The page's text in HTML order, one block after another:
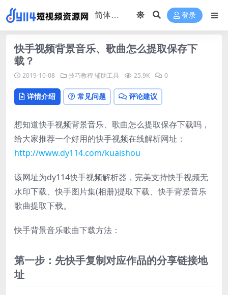
登录
快手视频背景音乐、歌曲怎么提取保存下
载？
2019-10-08 技巧教程 辅助工具 25.9K 0
详情介绍 常见问题 评论建议
想知道快手视频背景音乐、歌曲怎么提取保存下载吗，
给大家推荐一个好用的快手视频在线解析网址：
http://www.dy114.com/kuaishou
该网址为dy114快手视频解析器，完美支持快手视频无
水印下载、快手图片集(相册)提取下载、快手背景音乐
歌曲提取下载。
快手背景音乐歌曲下载方法：
第一步：先快手复制对应作品的分享链接地
址